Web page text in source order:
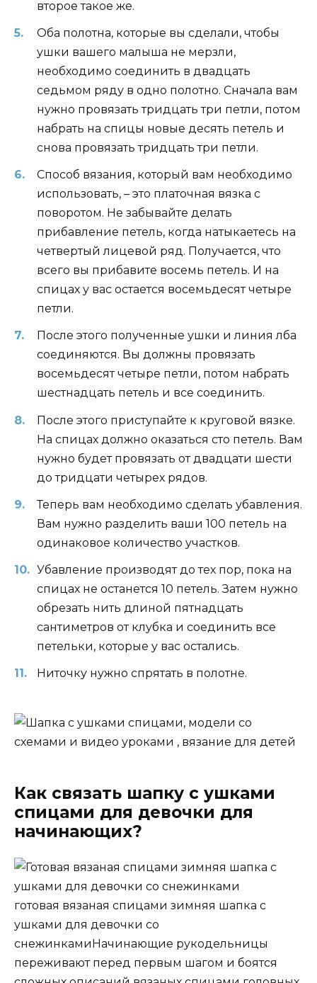
второе такое же.
Оба полотна, которые вы сделали, чтобы
ушки вашего малыша не мерзли,
необходимо соединить в двадцать
седьмом ряду в одно полотно. Сначала вам
нужно провязать тридцать три петли, потом
набрать на спицы новые десять петель и
снова провязать тридцать три петли.
Способ вязания, который вам необходимо
использовать, – это платочная вязка с
поворотом. Не забывайте делать
прибавление петель, когда натыкаетесь на
четвертый лицевой ряд. Получается, что
всего вы прибавите восемь петель. И на
спицах у вас остается восемьдесят четыре
петли.
После этого полученные ушки и линия лба
соединяются. Вы должны провязать
восемьдесят четыре петли, потом набрать
шестнадцать петель и все соединить.
После этого приступайте к круговой вязке.
На спицах должно оказаться сто петель. Вам
нужно будет провязать от двадцати шести
до тридцати четырех рядов.
Теперь вам необходимо сделать убавления.
Вам нужно разделить ваши 100 петель на
одинаковое количество участков.
Убавление производят до тех пор, пока на
спицах не останется 10 петель. Затем нужно
обрезать нить длиной пятнадцать
сантиметров от клубка и соединить все
петельки, которые у вас остались.
Ниточку нужно спрятать в полотне.
Как связать шапку с ушками
спицами для девочки для
начинающих?
готовая вязаная спицами зимняя шапка с
ушками для девочки со
снежинкамиНачинающие рукодельницы
переживают перед первым шагом и боятся